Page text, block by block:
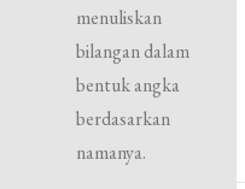
menuliskan
bilangan dalam
bentuk angka
berdasarkan
namanya.